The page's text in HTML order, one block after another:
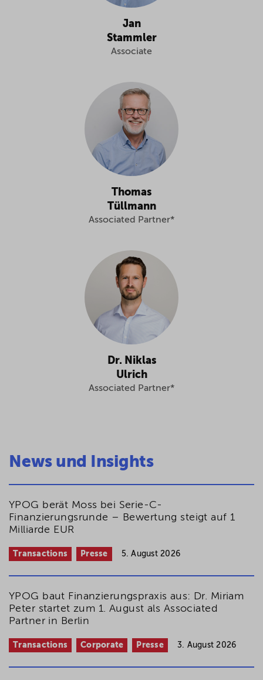
Jan
Stammler
Associate
Thomas
Tüllmann
Associated Partner*
Dr. Niklas
Ulrich
Associated Partner*
News und Insights
YPOG berät Moss bei Serie-C-
Finanzierungsrunde – Bewertung steigt auf 1
Milliarde EUR
Transactions Presse 5. August 2026
YPOG baut Finanzierungspraxis aus: Dr. Miriam
Peter startet zum 1. August als Associated
Partner in Berlin
Transactions Corporate Presse 3. August 2026